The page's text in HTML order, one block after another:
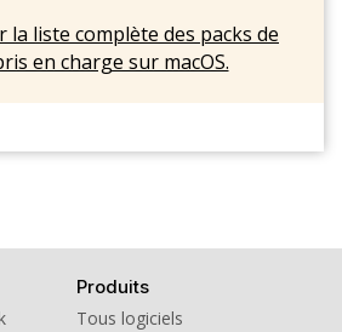
la liste complète des packs de
en charge sur macOS.
Produits
Tous logiciels